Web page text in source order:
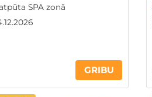
SPA zonā
GRIBU